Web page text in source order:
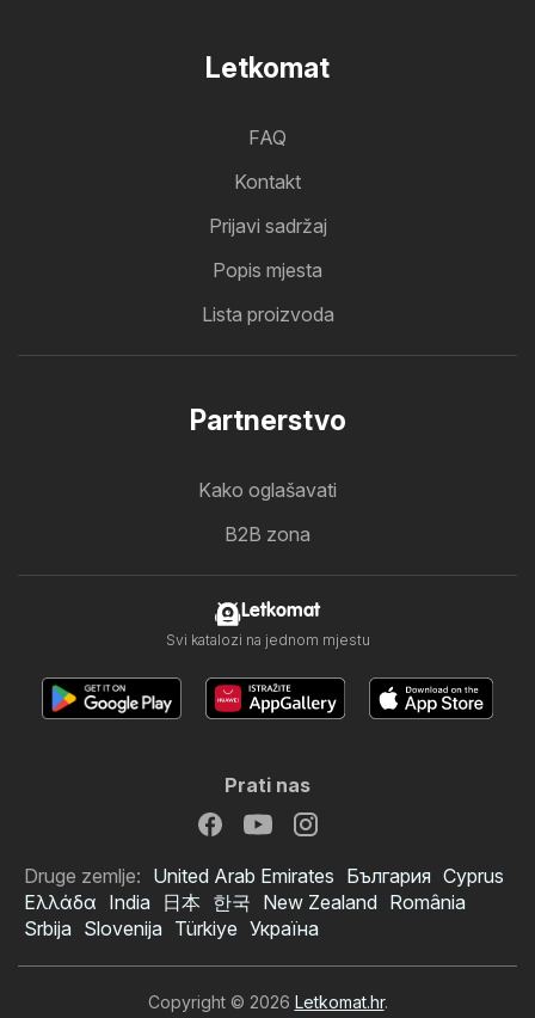
Letkomat
FAQ
Kontakt
Prijavi sadržaj
Popis mjesta
Lista proizvoda
Partnerstvo
Kako oglašavati
B2B zona
Letkomat
Svi katalozi na jednom mjestu
Prati nas
Druge zemlje: United Arab Emirates България Cyprus
Ελλάδα India 日本 한국 New Zealand România
Srbija Slovenija Türkiye Україна
Copyright © 2026 Letkomat.hr.